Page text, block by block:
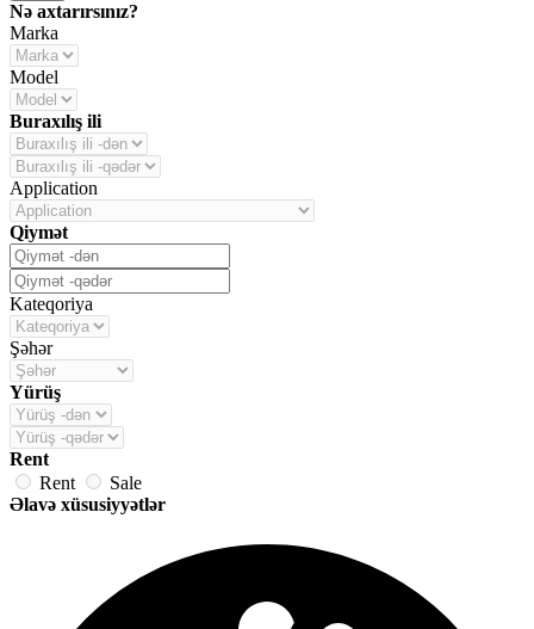
Nə axtarırsınız?
Marka
Model
Buraxılış ili
Application
Qiymət
Kateqoriya
Şəhər
Yürüş
Rent
Rent
Sale
Əlavə xüsusiyyətlər